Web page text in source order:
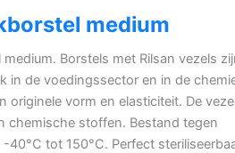
medium
Borstels met Rilsan vezels
in de voedingssector en in de
originele vorm en elasticiteit. De
chemische stoffen. Bestand tegen
40°C tot 150°C. Perfect